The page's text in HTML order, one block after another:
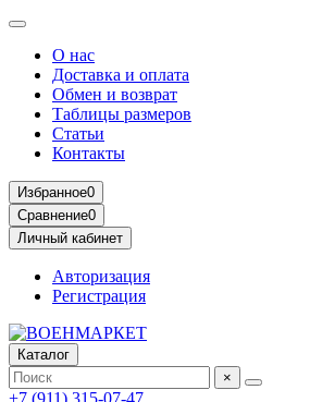
О нас
Доставка и оплата
Обмен и возврат
Таблицы размеров
Статьи
Контакты
Избранное0
Сравнение0
Личный кабинет
Авторизация
Регистрация
Каталог
×
+7 (911) 315-07-47